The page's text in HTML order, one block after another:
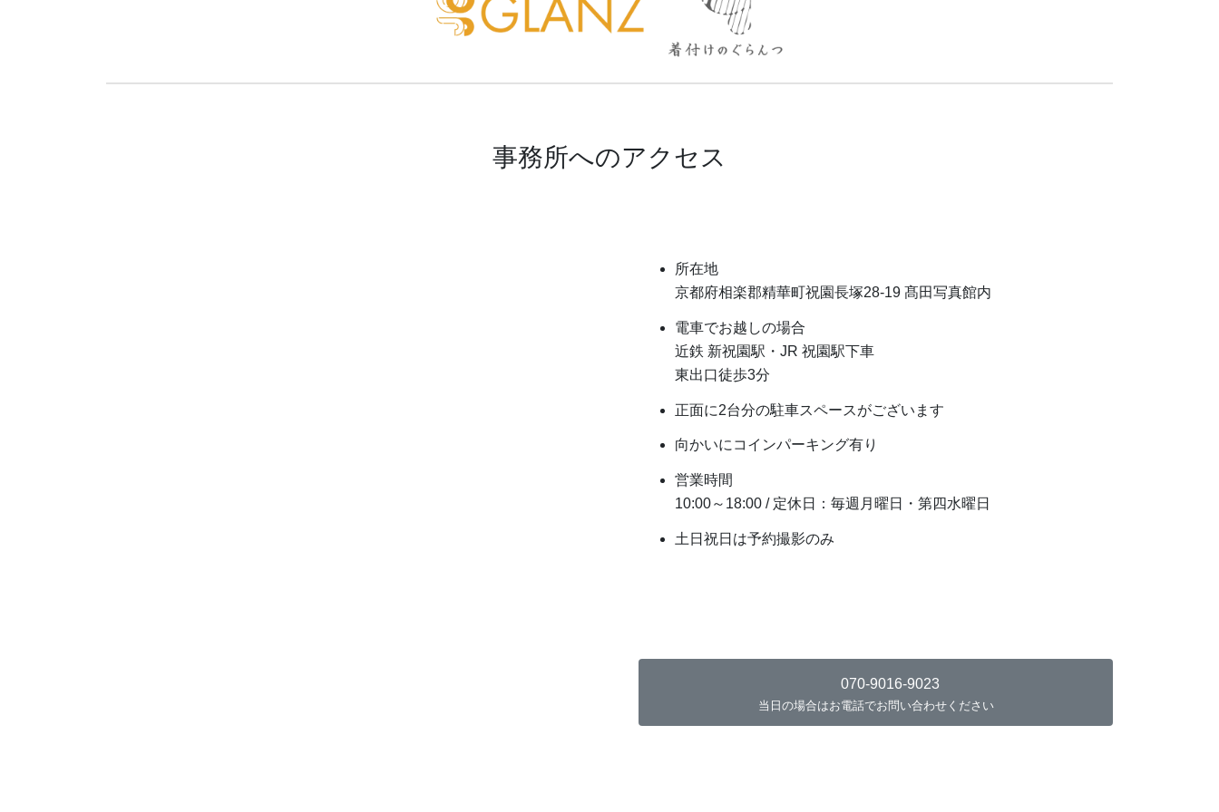
事務所へのアクセス
所在地
京都府相楽郡精華町祝園長塚28-19 髙田写真館内
電車でお越しの場合
近鉄 新祝園駅・JR 祝園駅下車
東出口徒歩3分
正面に2台分の駐車スペースがございます
向かいにコインパーキング有り
営業時間
10:00～18:00 / 定休日：毎週月曜日・第四水曜日
土日祝日は予約撮影のみ
070-9016-9023
当日の場合はお電話でお問い合わせください